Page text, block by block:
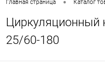
Главная страница • Каталог
Циркуляционный
25/60-180